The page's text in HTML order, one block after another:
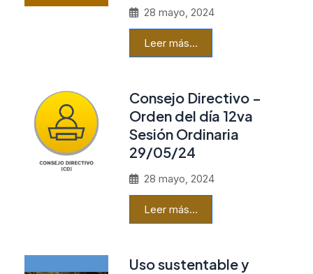
28 mayo, 2024
Leer más…
Consejo Directivo –
Orden del día 12va
Sesión Ordinaria
29/05/24
28 mayo, 2024
Leer más…
Uso sustentable y